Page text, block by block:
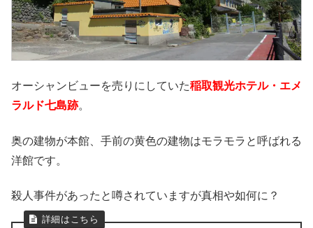
オーシャンビューを売りにしていた稲取観光ホテル・エメ
ラルド七島跡。
奥の建物が本館、手前の黄色の建物はモラモラと呼ばれる
洋館です。
殺人事件があったと噂されていますが真相や如何に？